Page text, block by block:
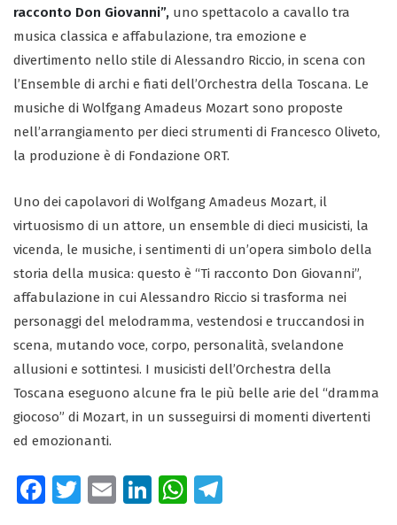
racconto Don Giovanni”, uno spettacolo a cavallo tra
musica classica e affabulazione, tra emozione e
divertimento nello stile di Alessandro Riccio, in scena con
l’Ensemble di archi e fiati dell’Orchestra della Toscana. Le
musiche di Wolfgang Amadeus Mozart sono proposte
nell’arrangiamento per dieci strumenti di Francesco Oliveto,
la produzione è di Fondazione ORT.
Uno dei capolavori di Wolfgang Amadeus Mozart, il
virtuosismo di un attore, un ensemble di dieci musicisti, la
vicenda, le musiche, i sentimenti di un’opera simbolo della
storia della musica: questo è “Ti racconto Don Giovanni”,
affabulazione in cui Alessandro Riccio si trasforma nei
personaggi del melodramma, vestendosi e truccandosi in
scena, mutando voce, corpo, personalità, svelandone
allusioni e sottintesi. I musicisti dell’Orchestra della
Toscana eseguono alcune fra le più belle arie del “dramma
giocoso” di Mozart, in un susseguirsi di momenti divertenti
ed emozionanti.
Fa T E Li W